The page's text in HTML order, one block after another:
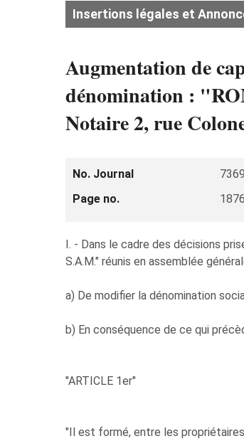
Insertions légales et
Augmentation de
dénomination :
Notaire 2, rue
No. Journal 7369
Page no.
1876
I. - Dans le cadre des décisions
S.A.M." réunis en assemblée
a) De modifier la dénomination
b) En conséquence de ce qui
"ARTICLE 1er"
"Il est formé, entre les